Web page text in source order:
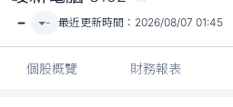
- - 最近更新時間： 2026/08/07 01:45
個股概覽 財務報表